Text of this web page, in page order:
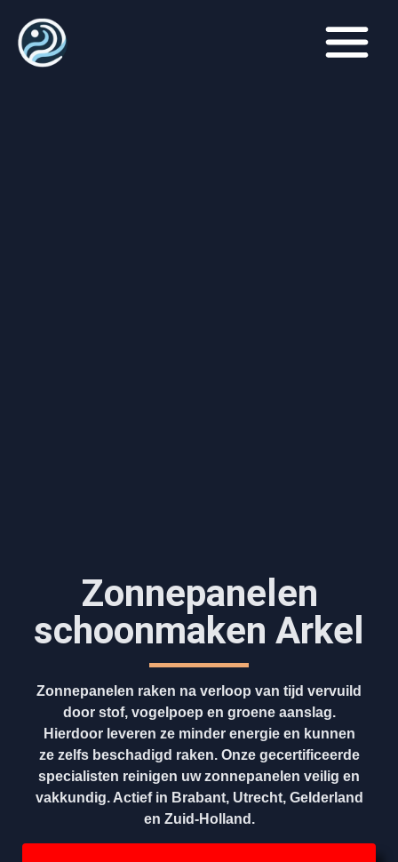
Zonnepanelen
schoonmaken Arkel
Zonnepanelen raken na verloop van tijd vervuild
door stof, vogelpoep en groene aanslag.
Hierdoor leveren ze minder energie en kunnen
ze zelfs beschadigd raken. Onze gecertificeerde
specialisten reinigen uw zonnepanelen veilig en
vakkundig. Actief in Brabant, Utrecht, Gelderland
en Zuid-Holland.